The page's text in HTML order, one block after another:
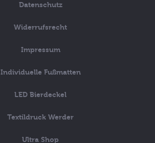
Datenschutz
Widerrufsrecht
Impressum
Individuelle Fußmatten
LED Bierdeckel
Textildruck Werder
Ultra Shop